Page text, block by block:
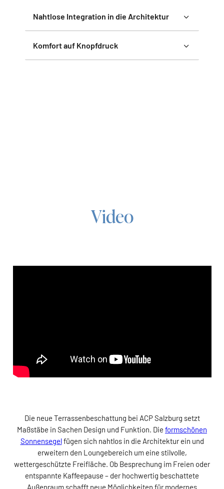
Nahtlose Integration in die Architektur
Komfort auf Knopfdruck
Video
Die neue Terrassenbeschattung bei ACP Salzburg setzt
Maßstäbe in Sachen Design und Funktion. Die formschönen
Sonnensegelfügen sich nahtlos in die Architektur ein und
erweitern den Loungebereich um eine stilvolle,
wettergeschützte Freifläche. Ob Besprechung im Freien oder
entspannte Kaffeepause – der hochwertig beschattete
Außenraum schafft neue Möglichkeiten für modernes